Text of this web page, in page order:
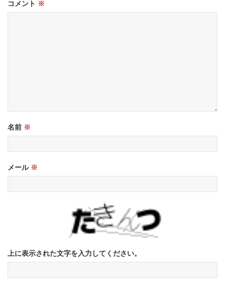
コメント ※
名前 ※
メール ※
上に表示された文字を入力してください。